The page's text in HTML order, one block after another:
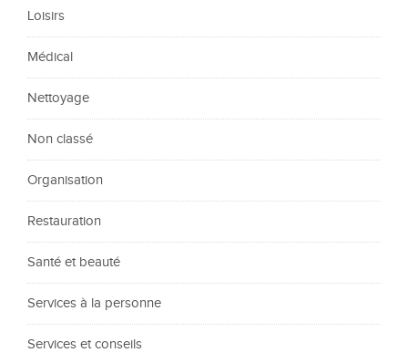
Loisirs
Médical
Nettoyage
Non classé
Organisation
Restauration
Santé et beauté
Services à la personne
Services et conseils